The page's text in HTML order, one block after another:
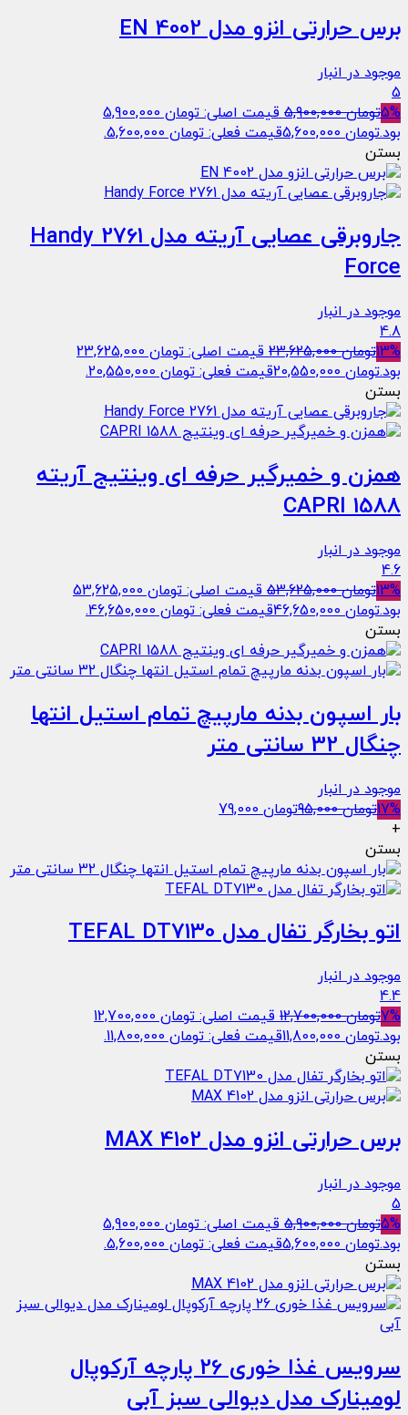
برس حرارتی انزو مدل EN 4002
موجود در انبار
5
5%تومان5,900,000
قیمت اصلی: تومان 5,900,000
بود.تومان5,600,000
قیمت فعلی: تومان 5,600,000.
بستن
جاروبرقی عصایی آریته مدل 2761 Handy
Force
موجود در انبار
4.8
13%تومان23,625,000
قیمت اصلی: تومان 23,625,000
بود.تومان20,550,000
قیمت فعلی: تومان 20,550,000.
بستن
همزن و خمیرگیر حرفه ای وينتیج آریته
CAPRI 1588
موجود در انبار
4.6
13%تومان53,625,000
قیمت اصلی: تومان 53,625,000
بود.تومان46,650,000
قیمت فعلی: تومان 46,650,000.
بستن
بار اسپون بدنه مارپیچ تمام استیل انتها
چنگال 32 سانتی متر
موجود در انبار
17%تومان95,000 تومان79,000
+
بستن
اتو بخارگر تفال مدل TEFAL DT7130
موجود در انبار
4.4
7%تومان12,700,000
قیمت اصلی: تومان 12,700,000
بود.تومان11,800,000
قیمت فعلی: تومان 11,800,000.
بستن
برس حرارتی انزو مدل 4102 MAX
موجود در انبار
5
5%تومان5,900,000
قیمت اصلی: تومان 5,900,000
بود.تومان5,600,000
قیمت فعلی: تومان 5,600,000.
بستن
سرویس غذا خوری 26 پارچه آرکوپال
لومینارک مدل دیوالی سبز آبی